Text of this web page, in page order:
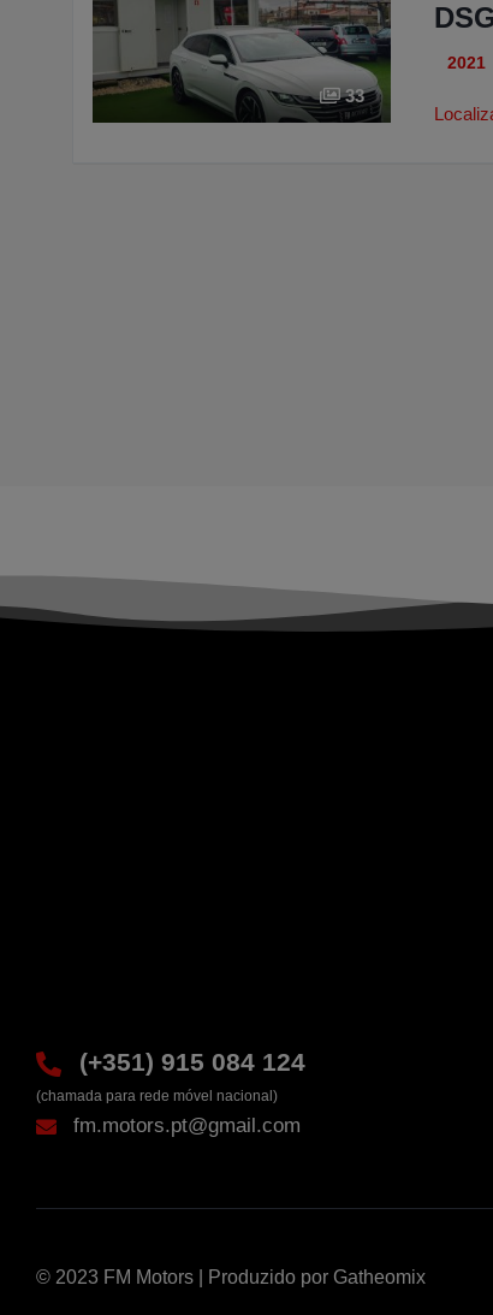
33
DSG
2021
(+351) 915 084 124
(chamada para rede móvel nacional)
fm.motors.pt@gmail.com
© 2023 FM Motors | Produzido por Gatheomix